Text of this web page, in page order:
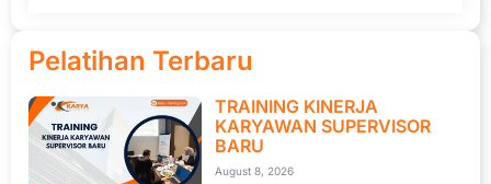
Pelatihan Terbaru
TRAINING KINERJA
KARYAWAN SUPERVISOR
BARU
August 8, 2026